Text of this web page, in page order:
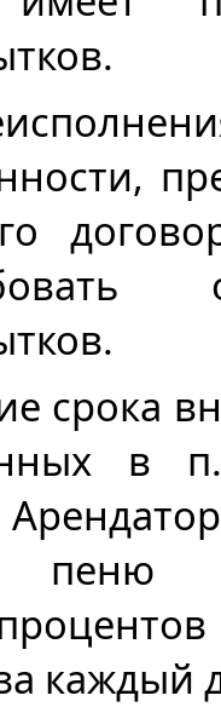
срока
в
каждый